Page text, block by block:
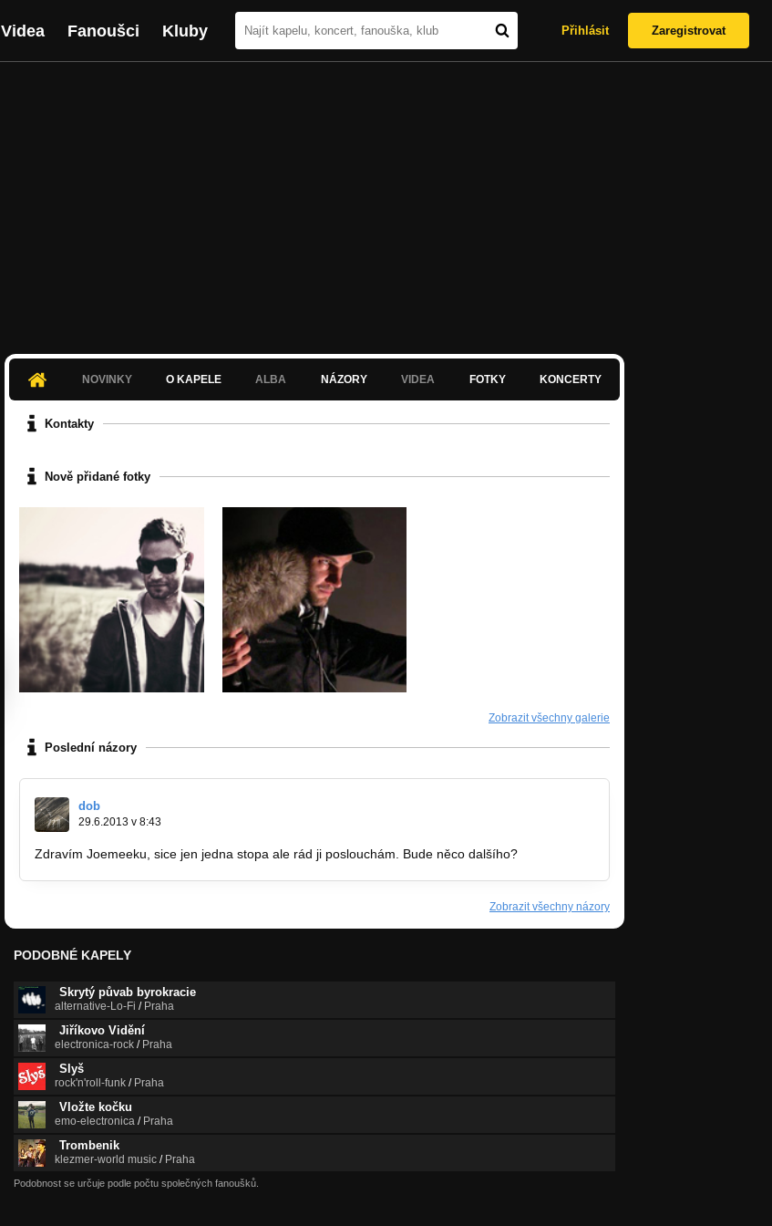
Videa Fanoušci Kluby Přihlásit Zaregistrovat
NOVINKY O KAPELE ALBA NÁZORY VIDEA FOTKY KONCERTY
Kontakty
Nově přidané fotky
Zobrazit všechny galerie
Poslední názory
dob
29.6.2013 v 8:43
Zdravím Joemeeku, sice jen jedna stopa ale rád ji poslouchám. Bude něco dalšího?
Zobrazit všechny názory
PODOBNÉ KAPELY
Skrytý půvab byrokracie
alternative-Lo-Fi / Praha
Jiříkovo Vidění
electronica-rock / Praha
Slyš
rock'n'roll-funk / Praha
Vložte kočku
emo-electronica / Praha
Trombenik
klezmer-world music / Praha
Podobnost se určuje podle počtu společných fanoušků.